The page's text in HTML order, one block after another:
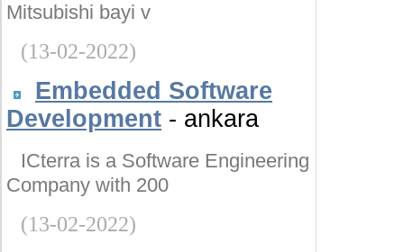
Mitsubishi bayi v
(13-02-2022)
Embedded Software
Development - ankara
ICterra is a Software Engineering
Company with 200
(13-02-2022)